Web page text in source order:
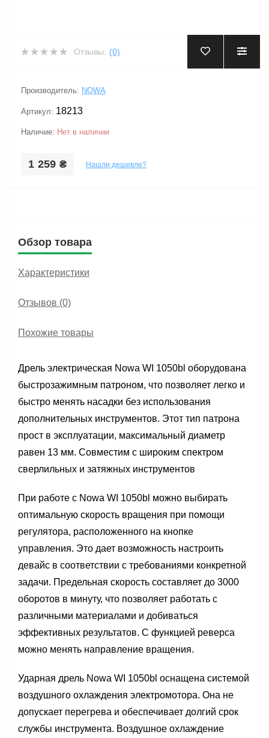
‹ ›
Отзывы: (0)
Производитель: NOWA
Артикул: 18213
Наличие: Нет в наличии
1 259 ₴ Нашли дешевле?
Обзор товара
Характеристики
Отзывов (0)
Похожие товары
Дрель электрическая Nowa WI 1050bl оборудована
быстрозажимным патроном, что позволяет легко и
быстро менять насадки без использования
дополнительных инструментов. Этот тип патрона
прост в эксплуатации, максимальный диаметр
равен 13 мм. Совместим с широким спектром
сверлильных и затяжных инструментов
При работе с Nowa WI 1050bl можно выбирать
оптимальную скорость вращения при помощи
регулятора, расположенного на кнопке
управления. Это дает возможность настроить
девайс в соответствии с требованиями конкретной
задачи. Предельная скорость составляет до 3000
оборотов в минуту, что позволяет работать с
различными материалами и добиваться
эффективных результатов. С функцией реверса
можно менять направление вращения.
Ударная дрель Nowa WI 1050bl оснащена системой
воздушного охлаждения электромотора. Она не
допускает перегрева и обеспечивает долгий срок
службы инструмента. Воздушное охлаждение